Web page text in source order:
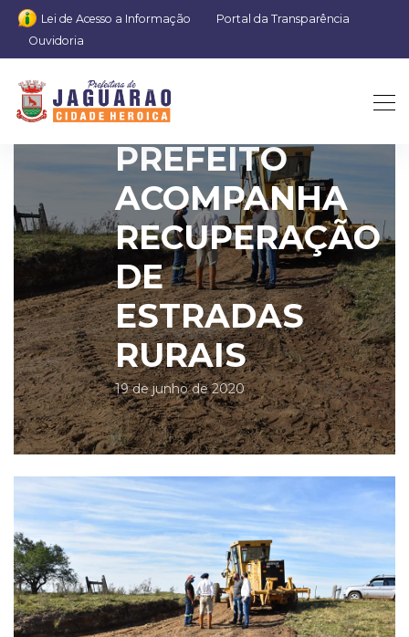
Lei de Acesso a Informação
Portal da Transparência
Ouvidoria
PREFEITO
ACOMPANHA
RECUPERAÇÃO
DE
ESTRADAS
RURAIS
19 de junho de 2020